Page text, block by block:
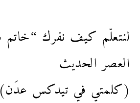
لنتعلّم كيف نفرك “خاتم
العصر الحديث
(كلمتي في تيدكس عدَن)